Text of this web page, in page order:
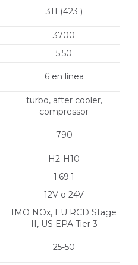
311 (423 )
3700
5.50
6 en línea
turbo, after cooler,
compressor
790
H2-H10
1.69:1
12V o 24V
IMO NOx, EU RCD Stage
II, US EPA Tier 3
25-50